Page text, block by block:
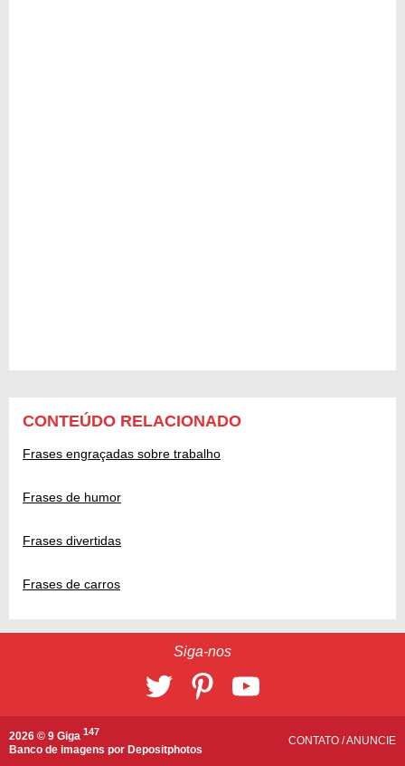
CONTEÚDO RELACIONADO
Frases engraçadas sobre trabalho
Frases de humor
Frases divertidas
Frases de carros
Siga-nos
2026 © 9 Giga 147
Banco de imagens por Depositphotos
CONTATO /ANUNCIE